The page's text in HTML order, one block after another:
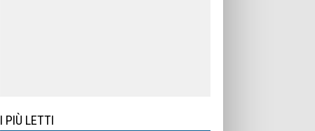
I PIÙ LETTI